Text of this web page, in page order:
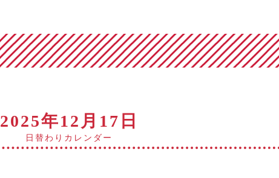
2025年12月17日
日替わりカレンダー